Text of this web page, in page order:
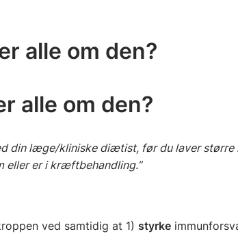
alle om den?
alle om den?
din læge/kliniske diætist, før du laver
eller er i kræftbehandling.”
ved samtidig at 1) styrke